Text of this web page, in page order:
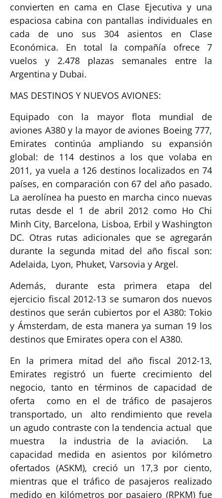
convierten en cama en Clase Ejecutiva y una
espaciosa cabina con pantallas individuales en
cada de uno sus 304 asientos en Clase
Económica. En total la compañía ofrece 7
vuelos y 2.478 plazas semanales entre la
Argentina y Dubai.
MAS DESTINOS Y NUEVOS AVIONES:
Equipado con la mayor flota mundial de
aviones A380 y la mayor de aviones Boeing 777,
Emirates continúa ampliando su expansión
global: de 114 destinos a los que volaba en
2011, ya vuela a 126 destinos localizados en 74
países, en comparación con 67 del año pasado.
La aerolínea ha puesto en marcha cinco nuevas
rutas desde el 1 de abril 2012 como Ho Chi
Minh City, Barcelona, Lisboa, Erbil y Washington
DC. Otras rutas adicionales que se agregarán
durante la segunda mitad del año fiscal son:
Adelaida, Lyon, Phuket, Varsovia y Argel.
Además, durante esta primera etapa del
ejercicio fiscal 2012-13 se sumaron dos nuevos
destinos que serán cubiertos por el A380: Tokio
y Ámsterdam, de esta manera ya suman 19 los
destinos que Emirates opera con el A380.
En la primera mitad del año fiscal 2012-13,
Emirates registró un fuerte crecimiento del
negocio, tanto en términos de capacidad de
oferta como en el de tráfico de pasajeros
transportado, un alto rendimiento que revela
un agudo contraste con la tendencia actual que
muestra la industria de la aviación. La
capacidad medida en asientos por kilómetro
ofertados (ASKM), creció un 17,3 por ciento,
mientras que el tráfico de pasajeros realizado
medido en kilómetros por pasajero (RPKM) fue